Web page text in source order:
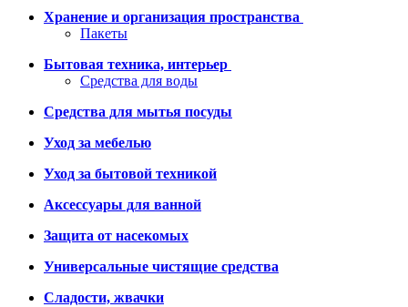
Хранение и организация пространства
Пакеты
Бытовая техника, интерьер
Средства для воды
Средства для мытья посуды
Уход за мебелью
Уход за бытовой техникой
Аксессуары для ванной
Защита от насекомых
Универсальные чистящие средства
Сладости, жвачки